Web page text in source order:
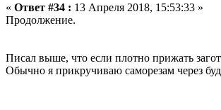
« Ответ #34 : 13 Апреля 2018, 15:53:33 »
Продолжение.
Писал выше, что если плотно прижать
Обычно я прикручиваю саморезам через